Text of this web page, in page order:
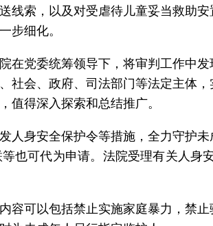
线索，以及对受虐待儿童妥当救助
步细化。
在党委统筹领导下，将审判工作中
社会、政府、司法部门等法定主体
值得深入探索和总结推广。
人身安全保护令等措施，全力守护
也可代为申请。法院受理有关人
容可以包括禁止实施家庭暴力，禁